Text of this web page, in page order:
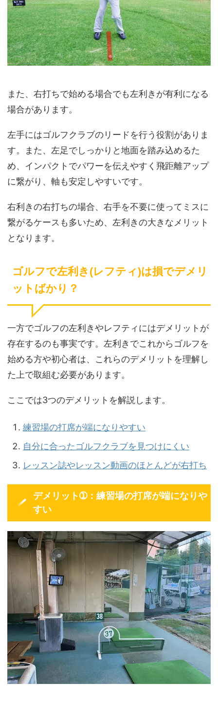
また、右打ちで始める場合でも左利きが有利になる
場合があります。
左手にはゴルフクラブのリードを行う役割がありま
す。また、左足でしっかりと地面を踏み込めるた
め、インパクトでパワーを伝えやすく飛距離アップ
に繋がり、軸も安定しやすいです。
右利きの右打ちの場合、右手を不要に使ってミスに
繋がるケースも多いため、左利きの大きなメリット
となります。
ゴルフで左利き(レフティ)は損でデメリ
ットばかり？
一方でゴルフの左利きやレフティにはデメリットが
存在するのも事実です。左利きでこれからゴルフを
始める方や初心者は、これらのデメリットを理解し
た上で取組む必要があります。
ここでは3つのデメリットを解説します。
練習場の打席が端になりやすい
自分に合ったゴルフクラブを見つけにくい
レッスン誌やレッスン動画のほとんどが右打ち
デメリット➀：練習場の打席が端になりや
すい